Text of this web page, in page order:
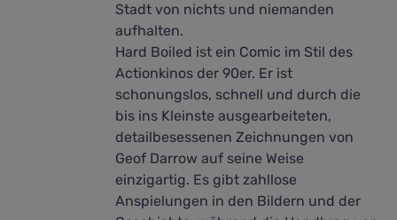
Stadt von nichts und niemanden
aufhalten.
Hard Boiled ist ein Comic im Stil des
Actionkinos der 90er. Er ist
schonungslos, schnell und durch die
bis ins Kleinste ausgearbeiteten,
detailbesessenen Zeichnungen von
Geof Darrow auf seine Weise
einzigartig. Es gibt zahllose
Anspielungen in den Bildern und der